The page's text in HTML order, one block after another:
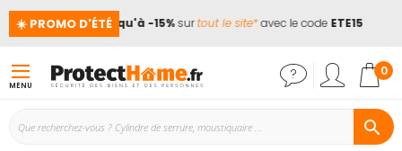
☀️ PROMO D'ÉTÉ
! 📢Jusqu'à -15%surtout le site*avec le codeETE15
MENU
0